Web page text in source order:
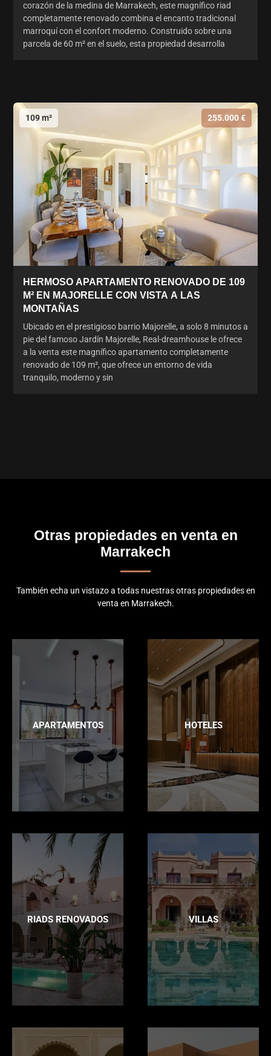
corazón de la medina de Marrakech, este magnífico riad
completamente renovado combina el encanto tradicional
marroquí con el confort moderno. Construido sobre una
parcela de 60 m² en el suelo, esta propiedad desarrolla
109 m² 255.000 €
HERMOSO APARTAMENTO RENOVADO DE 109
M² EN MAJORELLE CON VISTA A LAS
MONTAÑAS
Ubicado en el prestigioso barrio Majorelle, a solo 8 minutos a
pie del famoso Jardín Majorelle, Real-dreamhouse le ofrece
a la venta este magnífico apartamento completamente
renovado de 109 m², que ofrece un entorno de vida
tranquilo, moderno y sin
Otras propiedades en venta en
Marrakech
También echa un vistazo a todas nuestras otras propiedades en
venta en Marrakech.
APARTAMENTOS HOTELES
RIADS RENOVADOS VILLAS